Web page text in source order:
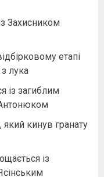
Захисником
етапі
з лука
із загиблим
кинув гранату
із